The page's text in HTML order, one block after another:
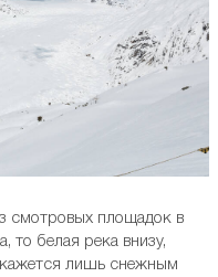
смотровых площадок в
то белая река внизу,
лишь снежным